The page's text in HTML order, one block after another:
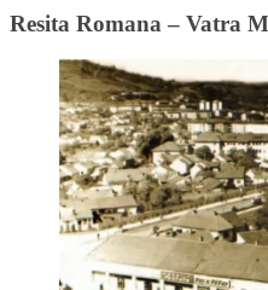
Resita Romana – Vatra